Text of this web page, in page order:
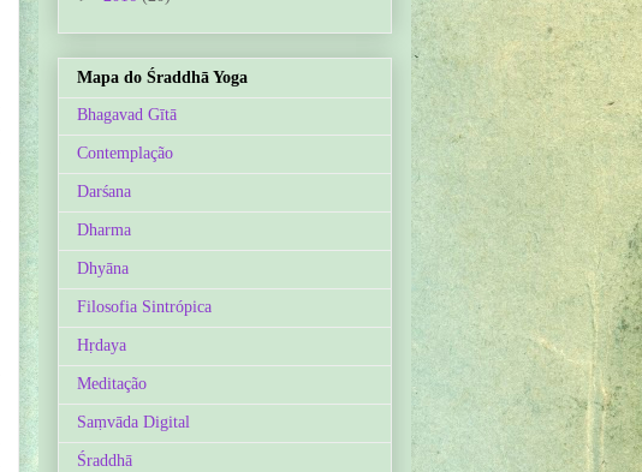
Mapa do Śraddhā Yoga
Bhagavad Gītā
Contemplação
Darśana
Dharma
Dhyāna
Filosofia Sintrópica
Hṛdaya
Meditação
Saṃvāda Digital
Śraddhā